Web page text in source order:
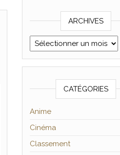
ARCHIVES
Archives
CATÉGORIES
Anime
Cinéma
Classement